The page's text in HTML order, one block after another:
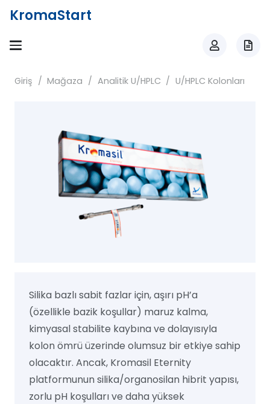
KromaStart
Giriş / Mağaza / Analitik U/HPLC / U/HPLC Kolonları
Silika bazlı sabit fazlar için, aşırı pH’a
(özellikle bazik koşullar) maruz kalma,
kimyasal stabilite kaybına ve dolayısıyla
kolon ömrü üzerinde olumsuz bir etkiye sahip
olacaktır. Ancak, Kromasil Eternity
platformunun silika/organosilan hibrit yapısı,
zorlu pH koşulları ve daha yüksek